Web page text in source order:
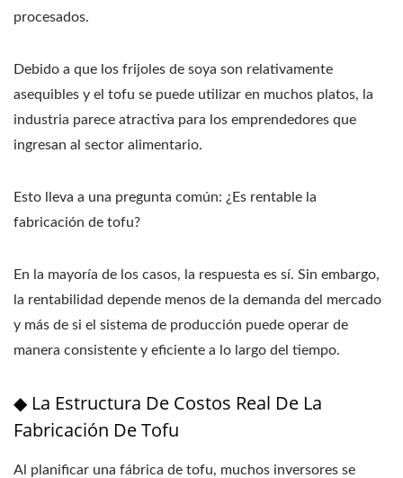
procesados.
Debido a que los frijoles de soya son relativamente
asequibles y el tofu se puede utilizar en muchos platos, la
industria parece atractiva para los emprendedores que
ingresan al sector alimentario.
Esto lleva a una pregunta común: ¿Es rentable la
fabricación de tofu?
En la mayoría de los casos, la respuesta es sí. Sin embargo,
la rentabilidad depende menos de la demanda del mercado
y más de si el sistema de producción puede operar de
manera consistente y eficiente a lo largo del tiempo.
◆ La Estructura De Costos Real De La
Fabricación De Tofu
Al planificar una fábrica de tofu, muchos inversores se